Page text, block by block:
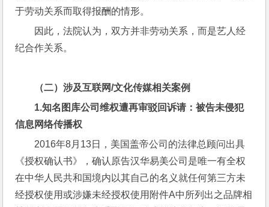
于劳动关系而取得报酬的情形。
因此，法院认为，双方并非劳动关系，而是艺人经
纪合作关系。
（二）涉及互联网/文化传媒相关案例
1.知名图库公司维权遭再审驳回诉请：被告未侵犯
信息网络传播权
2016年8月13日，美国盖帝公司的法律总顾问出具
《授权确认书》，确认原告汉华易美公司是唯一有全权
在中华人民共和国境内以其自己的名义就任何第三方未
经授权使用或涉嫌未经授权使用附件A中所列出之品牌相